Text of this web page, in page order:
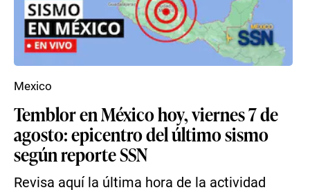
Temblor en México hoy, viernes 7 de
agosto: epicentro del último sismo
según reporte SSN
Revisa aquí la última hora de la actividad
Mexico